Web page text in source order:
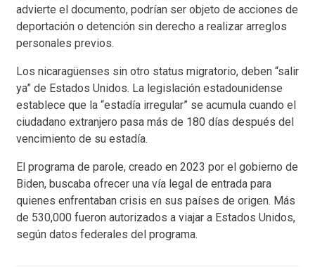
advierte el documento, podrían ser objeto de acciones de
deportación o detención sin derecho a realizar arreglos
personales previos.
Los nicaragüenses sin otro status migratorio, deben “salir
ya” de Estados Unidos. La legislación estadounidense
establece que la “estadía irregular” se acumula cuando el
ciudadano extranjero pasa más de 180 días después del
vencimiento de su estadía.
El programa de parole, creado en 2023 por el gobierno de
Biden, buscaba ofrecer una vía legal de entrada para
quienes enfrentaban crisis en sus países de origen. Más
de 530,000 fueron autorizados a viajar a Estados Unidos,
según datos federales del programa.